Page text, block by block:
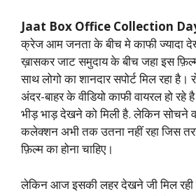
Jaat Box Office Collection
क्रेज आम जनता के बीच मे काफी ज्यादा
ख़ासकर जाट समुदाय के बीच जहा इस
साथ लोगो का शानदार सपोर्ट मिल रहा है।
अंदर-बाहर के वीडियो काफी वायरल हो रहे
भीड़ भाड़ देखने को मिली है. लेकिन सोचने
कलेक्शन अभी तक उतना नहीं रहा जिस
फ़िल्म का होना चाहिए।
लेकिन आज इसकी लहर देखने जी मिल रही